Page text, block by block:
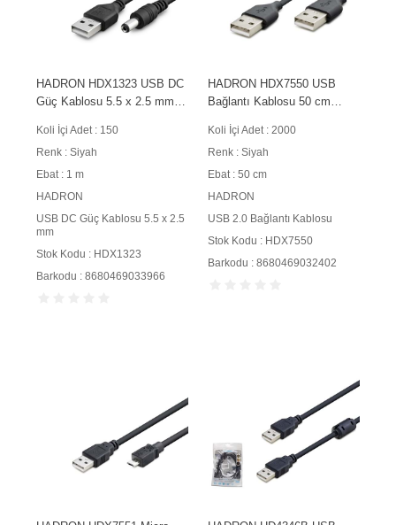
HADRON HDX1323 USB DC
Güç Kablosu 5.5 x 2.5 mm 1
Koli İçi Adet : 150
Renk : Siyah
Ebat : 1 m
HADRON
USB DC Güç Kablosu 5.5 x 2.5
mm
Stok Kodu : HDX1323
Barkodu : 8680469033966
HADRON HDX7550 USB
Bağlantı Kablosu 50 cm
Koli İçi Adet : 2000
Renk : Siyah
Ebat : 50 cm
HADRON
USB 2.0 Bağlantı Kablosu
Stok Kodu : HDX7550
Barkodu : 8680469032402